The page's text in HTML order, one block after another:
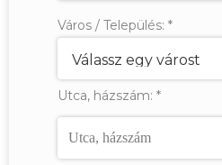
Város / Település: *
Utca, házszám: *